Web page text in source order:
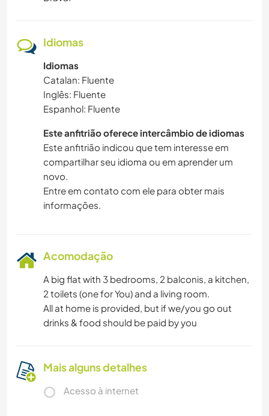
Idiomas
Idiomas
Catalan: Fluente
Inglês: Fluente
Espanhol: Fluente
Este anfitrião oferece intercâmbio de idiomas
Este anfitrião indicou que tem interesse em
compartilhar seu idioma ou em aprender um
novo.
Entre em contato com ele para obter mais
informações.
Acomodação
A big flat with 3 bedrooms, 2 balconis, a kitchen,
2 toilets (one for You) and a living room.
All at home is provided, but if we/you go out
drinks & food should be paid by you
Mais alguns detalhes
Acesso à internet